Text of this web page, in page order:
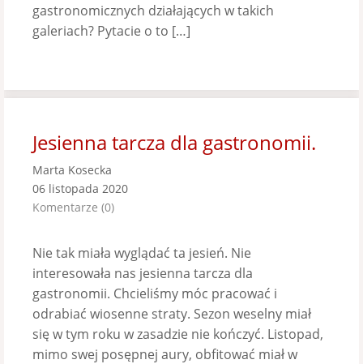
gastronomicznych działających w takich
galeriach? Pytacie o to […]
Jesienna tarcza dla gastronomii.
Marta Kosecka
06 listopada 2020
Komentarze (0)
Nie tak miała wyglądać ta jesień. Nie
interesowała nas jesienna tarcza dla
gastronomii. Chcieliśmy móc pracować i
odrabiać wiosenne straty. Sezon weselny miał
się w tym roku w zasadzie nie kończyć. Listopad,
mimo swej posępnej aury, obfitować miał w